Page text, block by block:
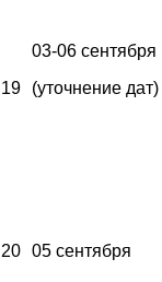
19
03-06 сентября
(уточнение дат)
20 05 сентября